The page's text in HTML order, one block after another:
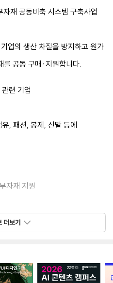
재 공동비축 시스템 구축사업
업의 생산 차질을 방지하고 원가
를 공동 구매·지원합니다.
련 기업
, 패션, 봉제, 신발 등에
자재 지원
(화)
더보기